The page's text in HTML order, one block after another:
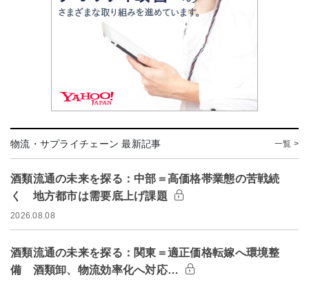
物流・サプライチェーン 最新記事 一覧 >
酒類流通の未来を探る：中部＝高価格帯業態の苦戦続
く 地方都市は需要底上げ課題
2026.08.08
酒類流通の未来を探る：関東＝適正価格転嫁へ環境整
備 酒類卸、物流効率化へ対応…